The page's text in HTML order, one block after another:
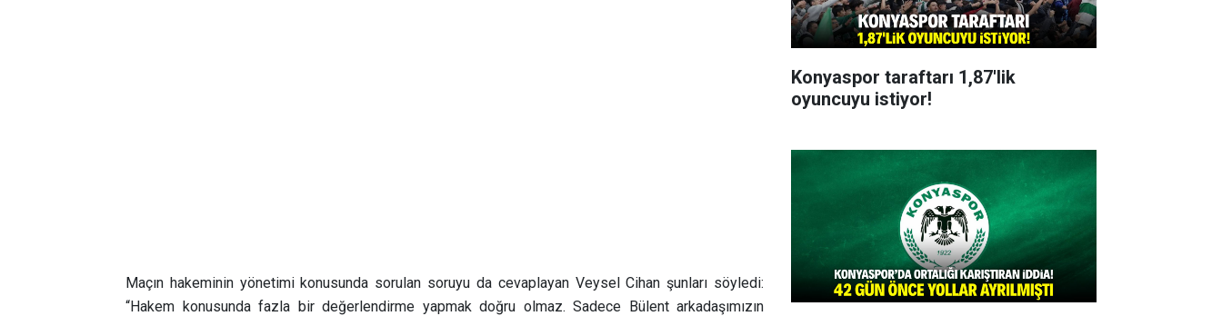
Maçın hakeminin yönetimi konusunda sorulan soruyu da cevaplayan Veysel Cihan şunları söyledi:
“Hakem konusunda fazla bir değerlendirme yapmak doğru olmaz. Sadece Bülent arkadaşımızın
Konyaspor taraftarı 1,87'lik
oyuncuyu istiyor!